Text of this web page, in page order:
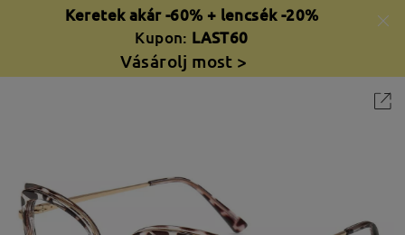
Keretek akár -60% + lencsék -20%
Kupon: LAST60
Vásárolj most >